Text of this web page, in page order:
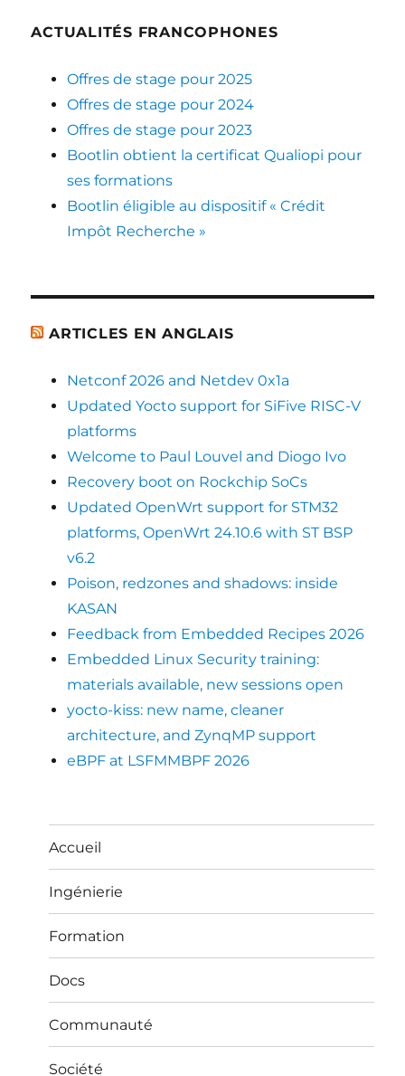
ACTUALITÉS FRANCOPHONES
Offres de stage pour 2025
Offres de stage pour 2024
Offres de stage pour 2023
Bootlin obtient la certificat Qualiopi pour
ses formations
Bootlin éligible au dispositif « Crédit
Impôt Recherche »
ARTICLES EN ANGLAIS
Netconf 2026 and Netdev 0x1a
Updated Yocto support for SiFive RISC-V
platforms
Welcome to Paul Louvel and Diogo Ivo
Recovery boot on Rockchip SoCs
Updated OpenWrt support for STM32
platforms, OpenWrt 24.10.6 with ST BSP
v6.2
Poison, redzones and shadows: inside
KASAN
Feedback from Embedded Recipes 2026
Embedded Linux Security training:
materials available, new sessions open
yocto-kiss: new name, cleaner
architecture, and ZynqMP support
eBPF at LSFMMBPF 2026
Accueil
Ingénierie
Formation
Docs
Communauté
Société